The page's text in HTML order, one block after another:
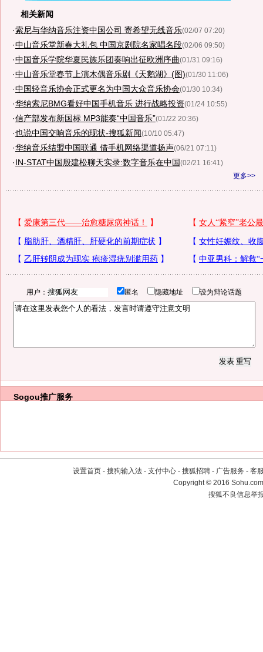
相关新闻
·索尼与华纳音乐注资中国公司 寄希望无线音乐(02/07 07:20)
·中山音乐堂新春大礼包 中国京剧院名家唱名段(02/06 09:50)
·中国音乐学院华夏民族乐团奏响出征欧洲序曲(01/31 09:16)
·中山音乐堂春节上演木偶音乐剧《天鹅湖》(图)(01/30 11:06)
·中国轻音乐协会正式更名为中国大众音乐协会(01/30 10:34)
·华纳索尼BMG看好中国手机音乐 进行战略投资(01/24 10:55)
·信产部发布新国标 MP3能奏“中国音乐”(01/22 20:36)
·也说中国交响音乐的现状-搜狐新闻(10/10 05:47)
·华纳音乐结盟中国联通 借手机网络渠道扬声(06/21 07:11)
·IN-STAT中国殷建松聊天实录:数字音乐在中国(02/21 16:41)
更多>>
用户： 匿名 隐藏地址 设为辩论话题
Sogou推广服务
设置首页 - 搜狗输入法 - 支付中心 - 搜狐招聘 - 广告服务 - 客
Copyright©2016
搜狐不良信息举